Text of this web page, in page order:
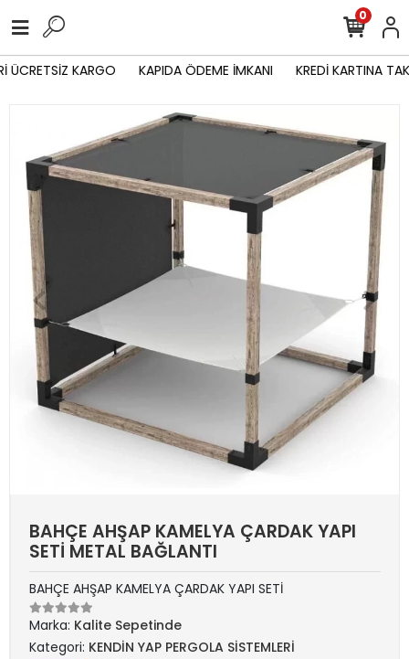
KARGO KAPIDA ÖDEME İMKANI KREDİ KARTINA
0
BAHÇE AHŞAP KAMELYA ÇARDAK YAPI
SETİ METAL BAĞLANTI
BAHÇE AHŞAP KAMELYA ÇARDAK YAPI SETİ
Marka: Kalite Sepetinde
Kategori: KENDİN YAP PERGOLA SİSTEMLERİ